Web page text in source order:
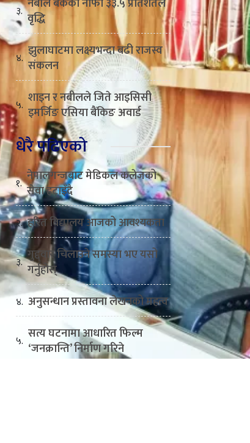
३. नबील बैंकको नाफा ३३.५ प्रतिशतले
वृद्धि
४. झुलाघाटमा लक्ष्यभन्दा बढी राजस्व
संकलन
५. शाइन र नबीलले जिते आइसिसी
इमर्जिङ एसिया बैंकिङ अवार्ड
धेरै पढिएको
१. नेपालगन्जबाट मेडिकल कलेजको
सेवा हटाइँदै
२. हरित विद्यालय आजको आवश्यकता
३. गुद्द्वार चिलाउने समस्या भए यसो
गर्नुहोस्
४. अनुसन्धान प्रस्तावना लेखनको महत्व
५. सत्य घटनामा आधारित फिल्म
‘जनक्रान्ति’ निर्माण गरिने